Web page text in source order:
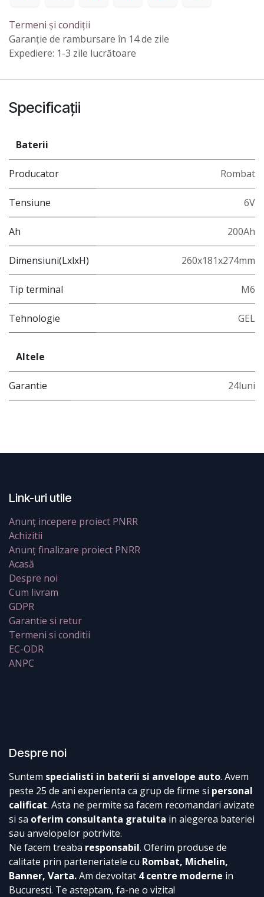
Termeni și condiții
Garanție de rambursare în 14 de zile
Expediere: 1-3 zile lucrătoare
Specificații
Baterii
Producator Rombat
Tensiune 6V
Ah 200Ah
Dimensiuni(LxlxH) 260x181x274mm
Tip terminal M6
Tehnologie GEL
Altele
Garantie 24luni
Link-uri utile
Anunț incepere proiect PNRR
Achizitii
Anunț finalizare proiect PNRR
Acasă
Despre noi
Cum livram
GDPR
Garantie si retur
Termeni si conditii
EC-ODR
ANPC
Despre noi
Suntem specialisti in baterii si anvelope auto. Avem
peste 25 de ani experienta ca grup de firme si personal
calificat. Asta ne permite sa facem recomandari avizate
si sa oferim consultanta gratuita in alegerea bateriei
sau anvelopelor potrivite.
Ne facem treaba responsabil. Oferim produse de
calitate prin parteneriatele cu Rombat, Michelin,
Banner, Varta.Am dezvoltat 4 centre moderne in
Bucuresti. Te asteptam, fa-ne o vizita!